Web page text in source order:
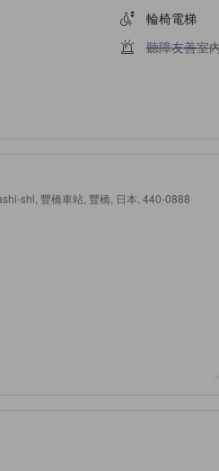
輪椅電梯
聽障友善室內
聽障友善室
shi, 豐橋車站, 豐橋, 日本, 440-0888